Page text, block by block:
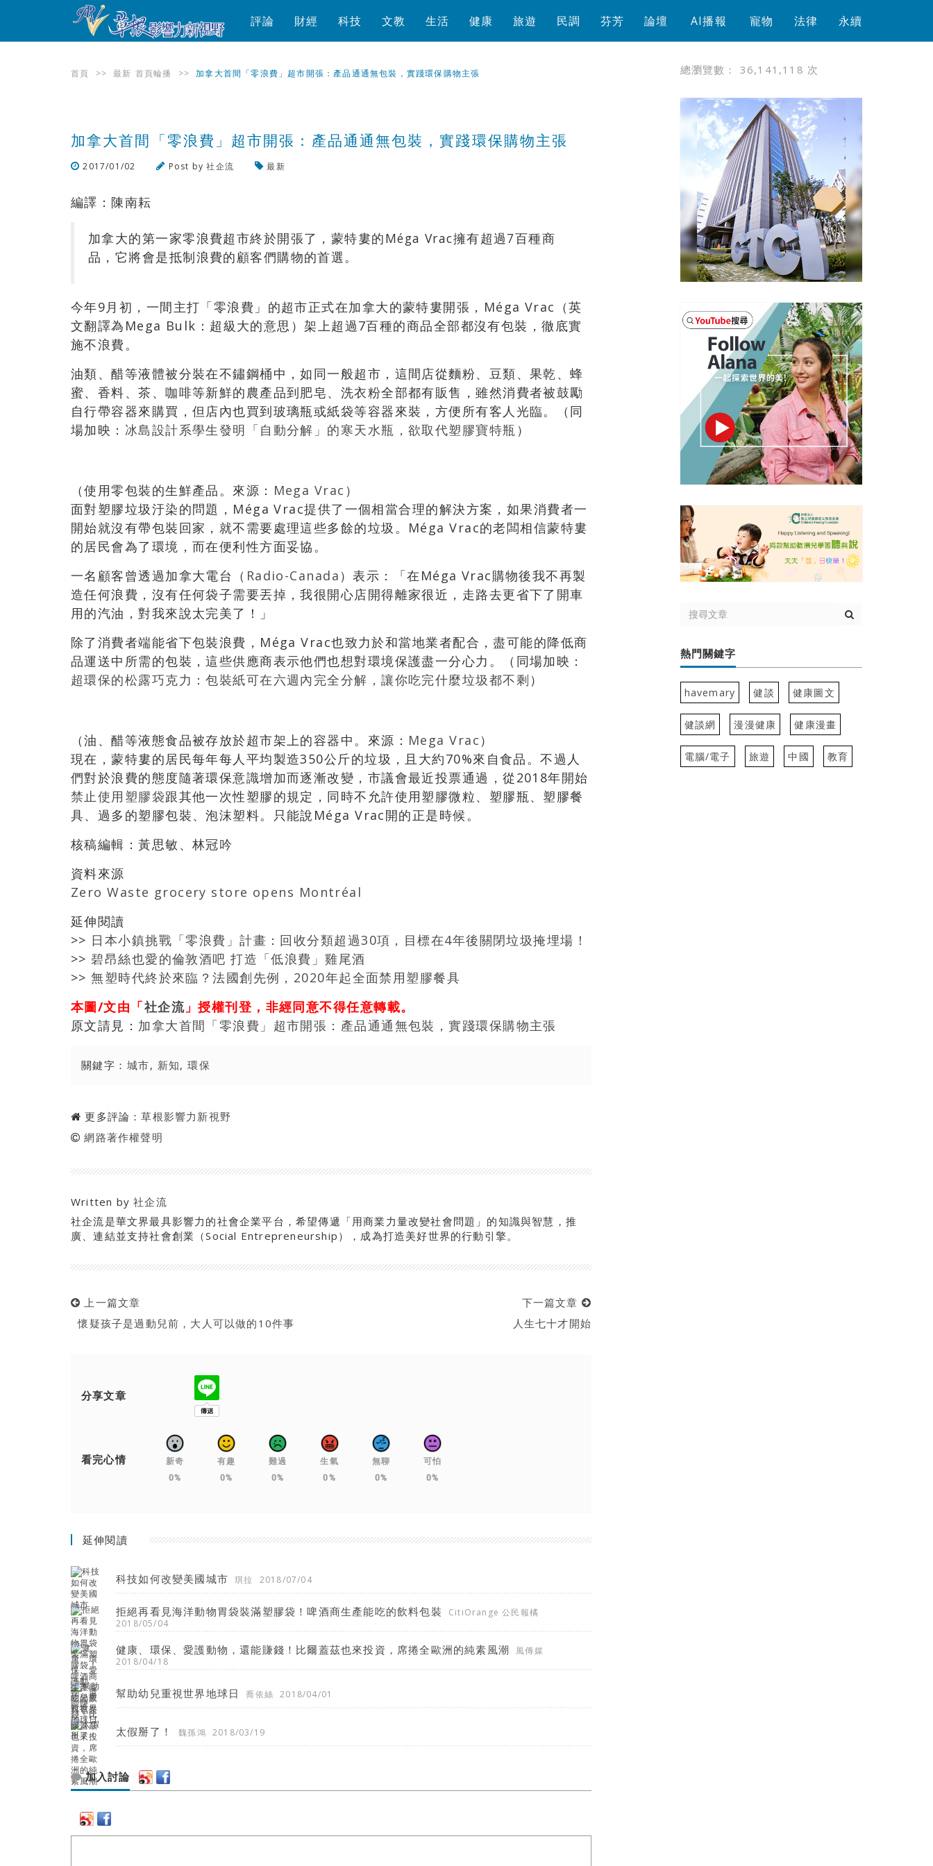
評論 財經 科技 文教 生活 健康 旅遊 民調 芬芳 論壇 AI播報 寵物 法律 永續
首頁 >> 最新 首頁輪播 >> 加拿大首間「零浪費」超市開張：產品通通無包裝，實踐環保購物主張
加拿大首間「零浪費」超市開張：產品通通無包裝，實踐環保購物主張
2017/01/02 Post by社企流 最新
編譯：陳南耘
加拿大的第一家零浪費超市終於開張了，蒙特婁的Méga Vrac擁有超過7百種商
品，它將會是抵制浪費的顧客們購物的首選。
今年9月初，一間主打「零浪費」的超市正式在加拿大的蒙特婁開張，Méga Vrac（英
文翻譯為Mega Bulk：超級大的意思）架上超過7百種的商品全部都沒有包裝，徹底實
施不浪費。
油類、醋等液體被分裝在不鏽鋼桶中，如同一般超市，這間店從麵粉、豆類、果乾、蜂
蜜、香料、茶、咖啡等新鮮的農產品到肥皂、洗衣粉全部都有販售，雖然消費者被鼓勵
自行帶容器來購買，但店內也買到玻璃瓶或紙袋等容器來裝，方便所有客人光臨。（同
場加映： 冰島設計系學生發明「自動分解」的寒天水瓶，欲取代塑膠寶特瓶 ）
（使用零包裝的生鮮產品。來源： Mega Vrac ）
面對塑膠垃圾汙染的問題，Méga Vrac提供了一個相當合理的解決方案，如果消費者一
開始就沒有帶包裝回家，就不需要處理這些多餘的垃圾。Méga Vrac的老闆相信蒙特婁
的居民會為了環境，而在便利性方面妥協。
一名顧客曾透過加拿大電台（ Radio-Canada ）表示：「在Méga Vrac購物後我不再製
造任何浪費，沒有任何袋子需要丟掉，我很開心店開得離家很近，走路去更省下了開車
用的汽油，對我來說太完美了！」
除了消費者端能省下包裝浪費，Méga Vrac也致力於和當地業者配合，盡可能的降低商
品運送中所需的包裝，這些供應商表示他們也想對環境保護盡一分心力。（同場加映：
超環保的松露巧克力：包裝紙可在六週內完全分解，讓你吃完什麼垃圾都不剩 ）
（油、醋等液態食品被存放於超市架上的容器中。來源： Mega Vrac ）
現在，蒙特婁的居民每年每人平均製造350公斤的垃圾，且大約70%來自食品。不過人
們對於浪費的態度隨著環保意識增加而逐漸改變，市議會最近投票通過，從2018年開始
禁止使用塑膠袋跟其他一次性塑膠的規定，同時不允許使用塑膠微粒、塑膠瓶、塑膠餐
具、過多的塑膠包裝、泡沫塑料。只能說Méga Vrac開的正是時候。
核稿編輯：黃思敏、林冠吟
資料來源
Zero Waste grocery store opens Montréal
延伸閱讀
>> 日本小鎮挑戰「零浪費」計畫：回收分類超過30項，目標在4年後關閉垃圾掩埋場！
>>碧昂絲也愛的倫敦酒吧 打造「低浪費」雞尾酒
>>無塑時代終於來臨？法國創先例，2020年起全面禁用塑膠餐具
本圖/文由「社企流」授權刊登，非經同意不得任意轉載。
原文請見： 加拿大首間「零浪費」超市開張：產品通通無包裝，實踐環保購物主張
關鍵字： 城市, 新知,環保
更多評論：草根影響力新視野
網路著作權聲明
Written by社企流
社企流是華文界最具影響力的社會企業平台，希望傳遞「用商業力量改變社會問題」的知識與智慧，推
廣、連結並支持社會創業（Social Entrepreneurship），成為打造美好世界的行動引擎。
上一篇文章
懷疑孩子是過動兒前，大人可以做的10件事
下一篇文章
人生七十才開始
分享文章
看完心情
新奇
0%
有趣
0%
難過
0%
生氣
0%
無聊
0%
可怕
0%
延伸閱讀
科技如何改變美國城市 琪拉 2018/07/04
拒絕再看見海洋動物胃袋裝滿塑膠袋！啤酒商生產能吃的飲料包裝
CitiOrange 公民報橘
2018/05/04
健康、環保、愛護動物，還能賺錢！比爾蓋茲也來投資，席捲全歐洲的純素風潮
風傳媒
2018/04/18
幫助幼兒重視世界地球日 喬依絲 2018/04/01
太假掰了！ 魏孫鴻 2018/03/19
加入討論
總瀏覽數： 36,141,118 次
熱門關鍵字
havemary 健談 健康圖文
健談網 漫漫健康 健康漫畫
電腦/電子 旅遊 中國 教育